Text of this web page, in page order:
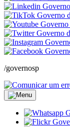
/governosp